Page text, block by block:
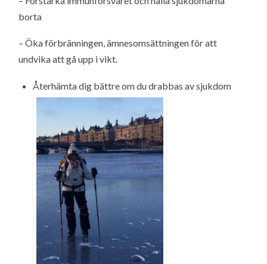
borta
– Öka förbränningen, ämnesomsättningen för att
undvika att gå upp i vikt.
Återhämta dig bättre om du drabbas av sjukdom